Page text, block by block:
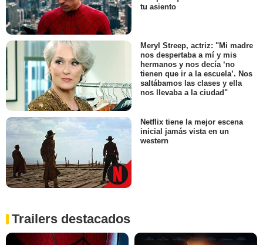
tu asiento
Meryl Streep, actriz: "Mi madre
nos despertaba a mí y mis
hermanos y nos decía ‘no
tienen que ir a la escuela’. Nos
saltábamos las clases y ella
nos llevaba a la ciudad"
Netflix tiene la mejor escena
inicial jamás vista en un
western
Trailers destacados